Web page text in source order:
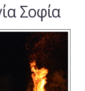
Σοφία